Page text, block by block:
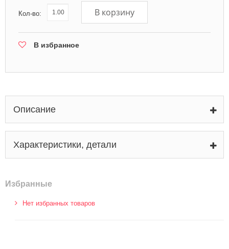
Кол-во: В корзину
В избранное
Описание
Характеристики, детали
Избранные
Нет избранных товаров